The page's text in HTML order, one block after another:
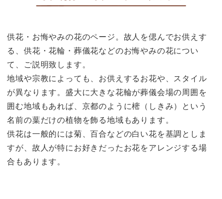
供花・お悔やみの花のページ。故人を偲んでお供えす
る、供花・花輪・葬儀花などのお悔やみの花につい
て、ご説明致します。
地域や宗教によっても、お供えするお花や、スタイル
が異なります。盛大に大きな花輪が葬儀会場の周囲を
囲む地域もあれば、京都のように樒（しきみ）という
名前の葉だけの植物を飾る地域もあります。
供花は一般的には菊、百合などの白い花を基調としま
すが、故人が特にお好きだったお花をアレンジする場
合もあります。